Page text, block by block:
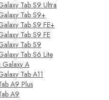
Tab S9 Ultra
Tab S9+
Tab S9 FE+
Tab S9 FE
Tab S9
Tab S6 Lite
A
Tab A11
A9 Plus
A9